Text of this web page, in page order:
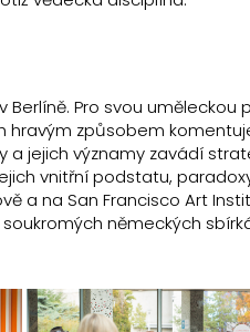
Berlíně. Pro svou
způsobem
jejich významy zavádí
vnitřní podstatu,
a na San Francisco Art
německých